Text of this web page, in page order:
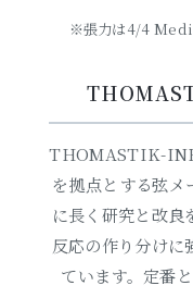
※張力は4/4
THOMASTIK-
を拠点とする弦メ
に長く研究と改良
反応の作り分けに
ています。定番